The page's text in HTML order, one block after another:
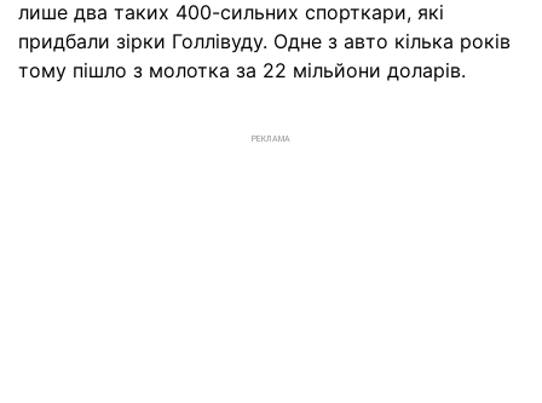
лише два таких 400-сильних спорткари, які
придбали зірки Голлівуду. Одне з авто кілька років
тому пішло з молотка за 22 мільйони доларів.
РЕКЛАМА